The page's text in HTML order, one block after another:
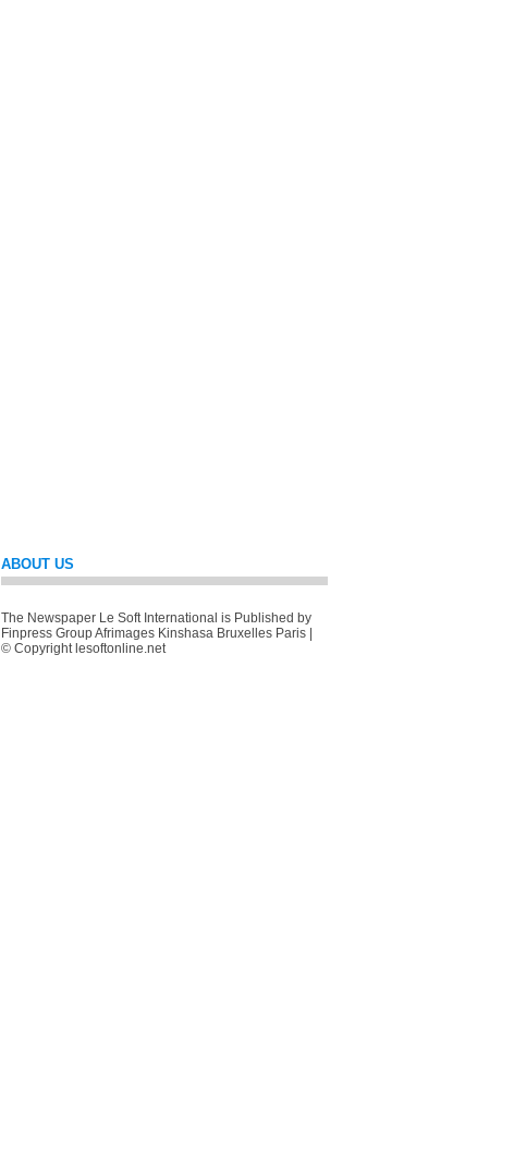
ABOUT US
The Newspaper Le Soft International is Published by
Finpress Group Afrimages Kinshasa Bruxelles Paris |
© Copyright lesoftonline.net